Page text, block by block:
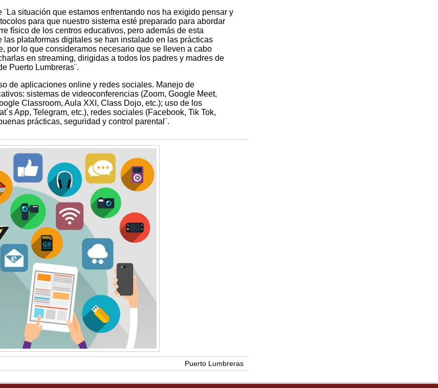
situación que estamos enfrentando nos ha exigido pensar y
para que nuestro sistema esté preparado para abordar
físico de los centros educativos, pero además de esta
plataformas digitales se han instalado en las prácticas
por lo que consideramos necesario que se lleven a cabo
en streaming, dirigidas a todos los padres y madres de
Puerto Lumbreras¨.
de aplicaciones online y redes sociales. Manejo de
sistemas de videoconferencias (Zoom, Google Meet,
Classroom, Aula XXI, Class Dojo, etc.); uso de los
App, Telegram, etc.), redes sociales (Facebook, Tik Tok,
prácticas, seguridad y control parental¨.
Puerto Lumbreras